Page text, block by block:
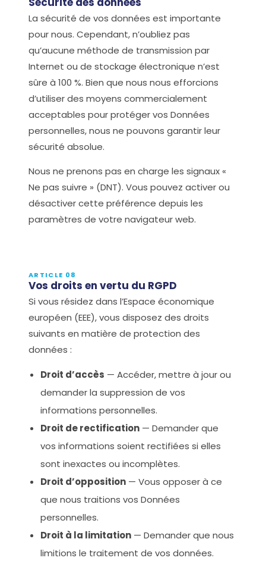
La sécurité de vos données est importante
pour nous. Cependant, n’oubliez pas
qu’aucune méthode de transmission par
Internet ou de stockage électronique n’est
sûre à 100 %. Bien que nous nous efforcions
d’utiliser des moyens commercialement
acceptables pour protéger vos Données
personnelles, nous ne pouvons garantir leur
sécurité absolue.
Nous ne prenons pas en charge les signaux «
Ne pas suivre » (DNT). Vous pouvez activer ou
désactiver cette préférence depuis les
paramètres de votre navigateur web.
ARTICLE 08
Vos droits en vertu du RGPD
Si vous résidez dans l’Espace économique
européen (EEE), vous disposez des droits
suivants en matière de protection des
données :
Droit d’accès — Accéder, mettre à jour ou
demander la suppression de vos
informations personnelles.
Droit de rectification — Demander que
vos informations soient rectifiées si elles
sont inexactes ou incomplètes.
Droit d’opposition — Vous opposer à ce
que nous traitions vos Données
personnelles.
Droit à la limitation — Demander que nous
limitions le traitement de vos données.